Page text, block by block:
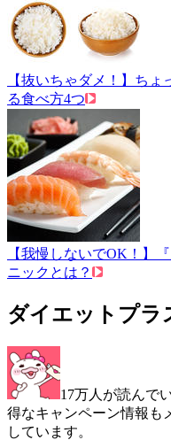
【抜いちゃダメ！】ち
る食べ方4つ
【我慢しないでOK！】
ニックとは？
ダイエットプラ
17万人が読んで
得なキャンペーン情報も
しています。